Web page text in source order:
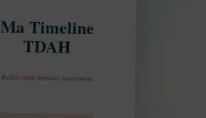
Ma Timeline
TDAH
Relire mon histoire autrement